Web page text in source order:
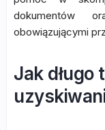
dokumentów
obowiązującymi
Jak długo